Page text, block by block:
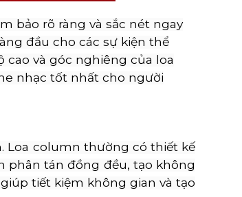
bảo rõ ràng và sắc nét ngay
đầu cho các sự kiện thể
cao và góc nghiêng của loa
nhạc tốt nhất cho người
Loa column thường có thiết kế
phân tán đồng đều, tạo không
tiết kiệm không gian và tạo